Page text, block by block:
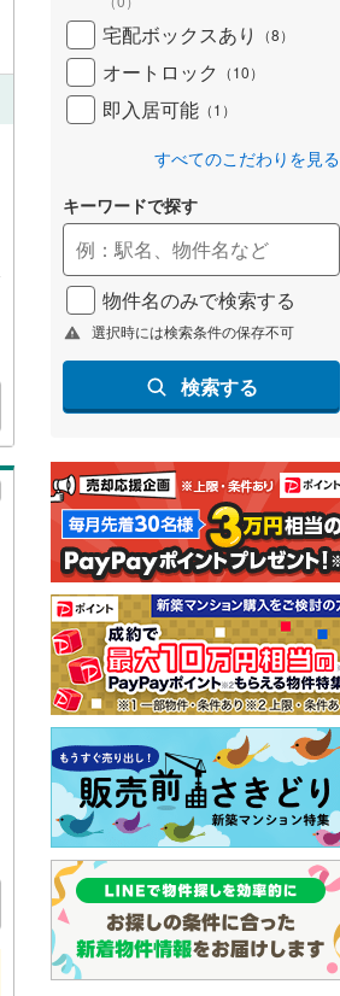
宅配ボックスあり （8）
オートロック （10）
即入居可能 （1 ）
すべてのこだわりを見る
キーワードで探す
物件名のみで検索する
選択時には検索条件の保存不可
検索する